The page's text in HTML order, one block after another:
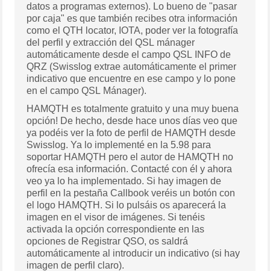
datos a programas externos). Lo bueno de "pasar
por caja" es que también recibes otra información
como el QTH locator, IOTA, poder ver la fotografía
del perfil y extracción del QSL mánager
automáticamente desde el campo QSL INFO de
QRZ (Swisslog extrae automáticamente el primer
indicativo que encuentre en ese campo y lo pone
en el campo QSL Mánager).
HAMQTH es totalmente gratuito y una muy buena
opción! De hecho, desde hace unos días veo que
ya podéis ver la foto de perfil de HAMQTH desde
Swisslog. Ya lo implementé en la 5.98 para
soportar HAMQTH pero el autor de HAMQTH no
ofrecía esa información. Contacté con él y ahora
veo ya lo ha implementado. Si hay imagen de
perfil en la pestaña Callbook veréis un botón con
el logo HAMQTH. Si lo pulsáis os aparecerá la
imagen en el visor de imágenes. Si tenéis
activada la opción correspondiente en las
opciones de Registrar QSO, os saldrá
automáticamente al introducir un indicativo (si hay
imagen de perfil claro).